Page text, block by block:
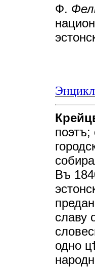
Ф.
поэтъ;
Въ
славу
одно